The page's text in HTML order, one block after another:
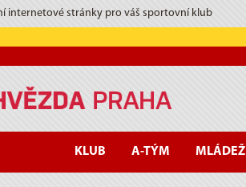
internetové stránky pro váš sportovní klub
KLUB A-TÝM MLÁDEŽ